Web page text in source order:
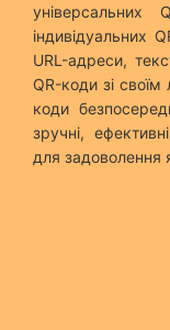
універсальних
індивідуальних
URL-адреси,
QR-коди зі
коди
зручні,
для задоволення